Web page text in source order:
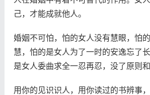
己，才能成就他人。
婚姻不可怕，怕的女人没有慧眼，怕
慧，怕的是女人为了一时的安逸忘了
是女人委曲求全一忍再忍，没了原则和
用你的见识识人，用你读过的书辨事